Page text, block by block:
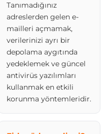
Tanımadığınız
adreslerden gelen e-
mailleri açmamak,
verilerinizi ayrı bir
depolama aygıtında
yedeklemek ve güncel
antivirüs yazılımları
kullanmak en etkili
korunma yöntemleridir.